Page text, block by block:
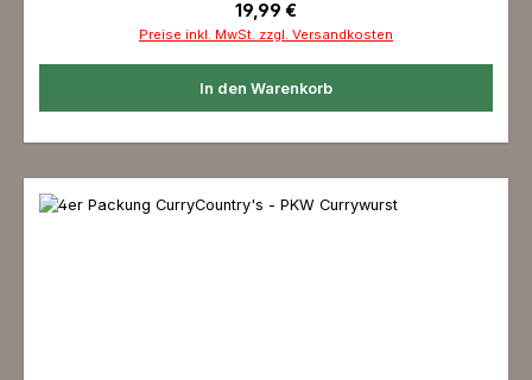
Regulärer Preis:
19,99 €
Preise inkl. MwSt. zzgl. Versandkosten
In den Warenkorb